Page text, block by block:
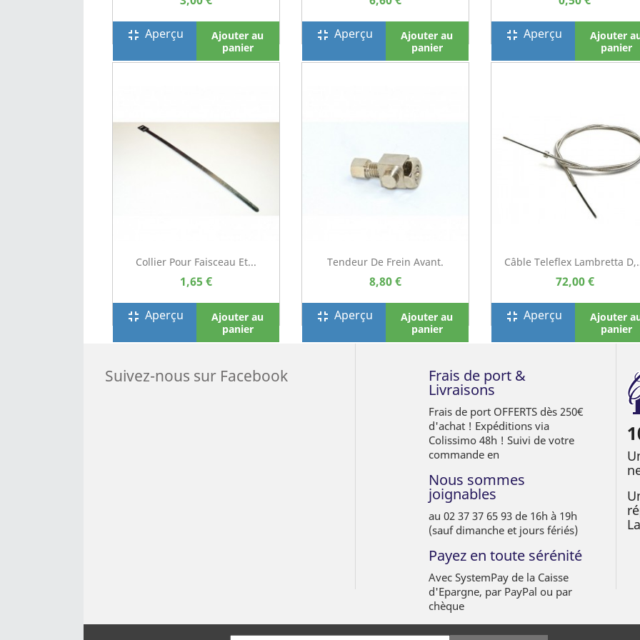
fullscreen_exit Aperçu
Ajouter au
panier
fullscreen_exit Aperçu
Ajouter au
panier
fullscreen_exit Aperçu
Ajouter
panier
Collier Pour Faisceau Et...
1,65 €
fullscreen_exit Aperçu
Ajouter au
panier
Tendeur De Frein Avant.
8,80 €
fullscreen_exit Aperçu
Ajouter au
panier
Câble Teleflex Lambretta
72,00 €
fullscreen_exit Aperçu
Ajouter
panier
Suivez-nous sur Facebook Frais de port &
Livraisons
Frais de port OFFERTS dès 250€
d'achat ! Expéditions via
Colissimo 48h ! Suivi de votre
commande en
Nous sommes
joignables
au 02 37 37 65 93 de 16h à 19h
(sauf dimanche et jours fériés)
Payez en toute sérénité
Avec SystemPay de la Caisse
d'Epargne, par PayPal ou par
chèque